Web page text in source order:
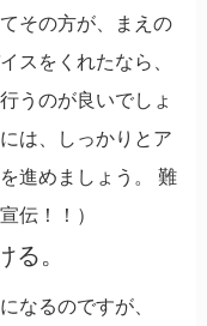
その方が、まえの
スをくれたなら、
うのが良いでしょ
は、しっかりとア
進めましょう。 難
宣伝！！）
る。
なるのですが、